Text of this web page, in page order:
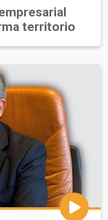
territorio